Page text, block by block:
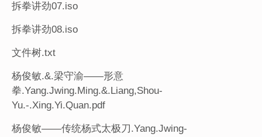
拆拳讲劲07.iso
拆拳讲劲08.iso
文件树.txt
杨俊敏.&.梁守渝——形意
拳.Yang.Jwing.Ming.&.Liang,Shou-
Yu.-.Xing.Yi.Quan.pdf
杨俊敏——传统杨式太极刀.Yang.Jwing-